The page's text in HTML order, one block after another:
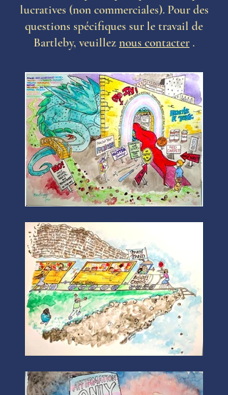
lucratives (non commerciales). Pour des
questions spécifiques sur le travail de
Bartleby, veuilleznous contacter .